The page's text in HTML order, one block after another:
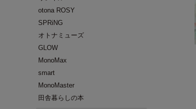
otona ROSY
SPRiNG
オトナミューズ
GLOW
MonoMax
smart
MonoMaster
田舎暮らしの本